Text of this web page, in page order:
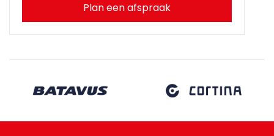
Plan een afspraak